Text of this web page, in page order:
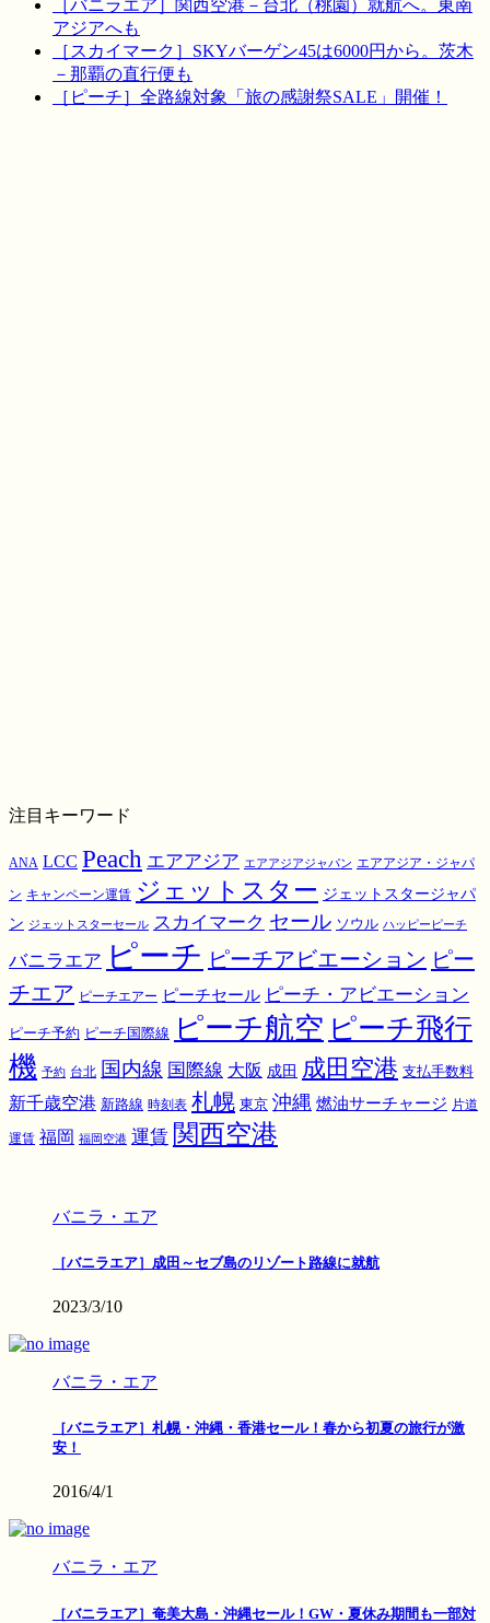
［バニラエア］関西空港－台北（桃園）就航へ。東南
アジアへも
［スカイマーク］SKYバーゲン45は6000円から。茨木
－那覇の直行便も
［ピーチ］全路線対象「旅の感謝祭SALE」開催！
注目キーワード
ANA LCC Peach エアアジア エアアジアジャパン エアアジア・ジャパ
ン キャンペーン運賃 ジェットスター ジェットスタージャパ
ン ジェットスターセール スカイマーク セール ソウル ハッピーピーチ
バニラエア ピーチ ピーチアビエーション ピー
チエア ピーチエアー ピーチセール ピーチ・アビエーション
ピーチ予約 ピーチ国際線 ピーチ航空 ピーチ飛行
機 予約 台北 国内線 国際線 大阪 成田 成田空港 支払手数料
新千歳空港 新路線 時刻表 札幌 東京 沖縄 燃油サーチャージ 片道
運賃 福岡 福岡空港 運賃 関西空港
バニラ・エア
［バニラエア］成田～セブ島のリゾート路線に就航
2023/3/10
バニラ・エア
［バニラエア］札幌・沖縄・香港セール！春から初夏の旅行が激
安！
2016/4/1
バニラ・エア
［バニラエア］奄美大島・沖縄セール！GW・夏休み期間も一部対